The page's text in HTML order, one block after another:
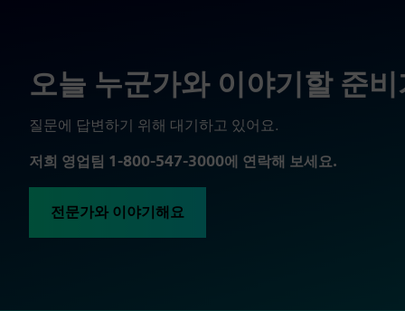
오늘 누군가와 이야기할 준
질문에 답변하기 위해 대기하고 있어요.
저희 영업팀 1-800-547-3000에 연락해 보세요.
전문가와 이야기해요